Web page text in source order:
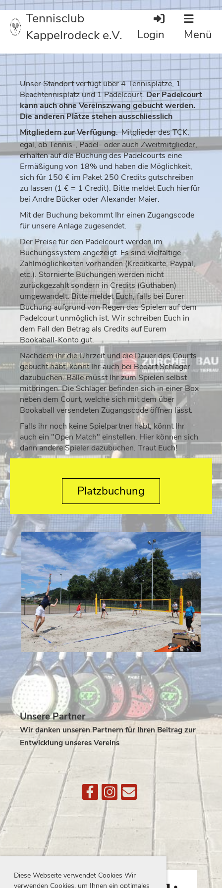
Diese Webseite verwendet Cookies Wir
verwenden Cookies, um Ihnen ein optimales
Tennisclub
Kappelrodeck e.V.
Login Menü
Unser Standort verfügt über 4 Tennisplätze, 1
Beachtennisplatz und 1 Padelcourt.Der Padelcourt
kann auch ohne Vereinszwang gebucht werden.
Die anderen Plätze stehenausschliesslich
Mitgliedernzur Verfügung. Mitglieder des TCK,
egal, ob Tennis-, Padel- oder auch Zweitmitglieder,
erhalten auf die Buchung des Padelcourts eine
Ermäßigung von 18% und haben die Möglichkeit,
sich für 150 € im Paket 250 Credits gutschreiben
zu lassen (1 € = 1 Credit). Bitte meldet Euch hierfür
bei Andre Bücker oder Alexander Maier.
Mit der Buchung bekommt Ihr einen Zugangscode
für unsere Anlage zugesendet.
Der Preise für den Padelcourt werden im
Buchungssystem angezeigt. Es sind vielfältige
Zahlmöglichkeiten vorhanden (Kreditkarte, Paypal,
etc.). Stornierte Buchungen werden nicht
zurückgezahlt sondern in Credits (Guthaben)
umgewandelt. Bitte meldet Euch, falls bei Eurer
Buchung aufgrund von Regen das Spielen auf dem
Padelcourt unmöglich ist. Wir schreiben Euch in
dem Fall den Betrag als Credits auf Eurem
Bookaball-Konto gut.
Nachdem ihr die Uhrzeit und die Dauer des Courts
gebucht habt, könnt Ihr auch bei Bedarf Schläger
dazubuchen. Bälle müsst Ihr zum Spielen selbst
mitbringen. Die Schläger befinden sich in einer Box
neben dem Court, welche sich mit dem über
Bookaball versendeten Zugangscode öffnen lässt.
Falls ihr noch keine Spielpartner habt, könnt Ihr
auch ein "Open Match" einstellen. Hier können sich
dann andere Spieler dazubuchen. Traut Euch!
Platzbuchung
Unsere Partner
Wir danken unseren Partnern für Ihren Beitrag zur
Entwicklung unseres Vereins